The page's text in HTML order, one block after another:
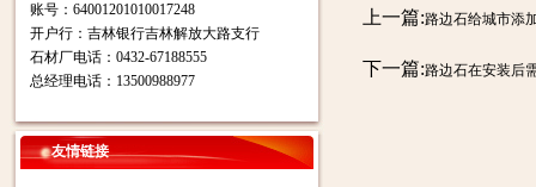
账号：64001201010017248
开户行：吉林银行吉林解放大路支行
石材厂电话：0432-67188555
总经理电话：13500988977
友情链接
上一篇:路边石给城市添
下一篇:路边石在安装后